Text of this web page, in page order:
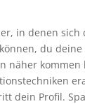
in denen sich
du deine
näher kommen
dein Profil.